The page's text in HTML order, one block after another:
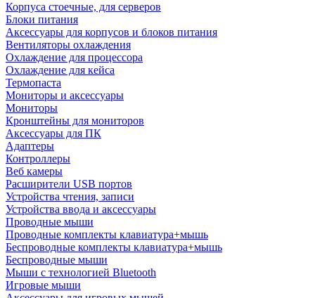
Корпуса стоечные, для серверов
Блоки питания
Аксессуары для корпусов и блоков питания
Вентиляторы охлаждения
Охлаждение для процессора
Охлаждение для кейса
Термопаста
Мониторы и аксессуары
Мониторы
Кронштейны для мониторов
Аксессуары для ПК
Адаптеры
Контроллеры
Веб камеры
Расширители USB портов
Устройства чтения, записи
Устройства ввода и аксессуары
Проводные мыши
Проводные комплекты клавиатура+мышь
Беспроводные комплекты клавиатура+мышь
Беспроводные мыши
Мыши с технологией Bluetooth
Игровые мыши